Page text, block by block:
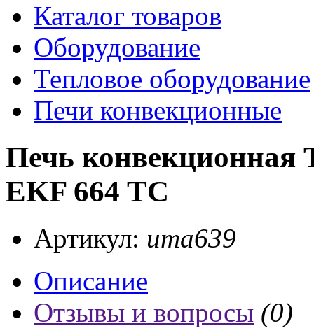
Каталог товаров
Оборудование
Тепловое оборудование
Печи конвекционные
Печь
EKF 664 TC
Артикул: ита639
Описание
Отзывы и вопросы (0)